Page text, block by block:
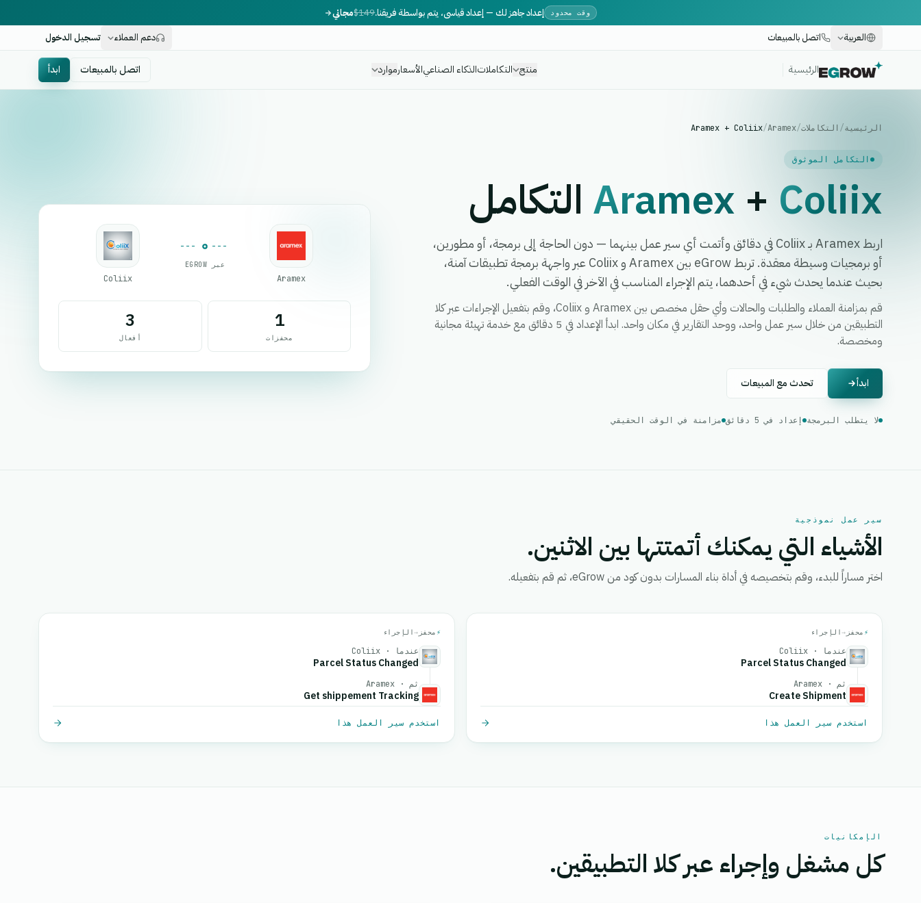
وقت محدود إعداد جاهز لك — إعداد قياسي، يتم بواسطة فريقنا.$149مجاني
العربية
اتصل بالمبيعات دعم العملاء تسجيل الدخول
الرئيسية منتج التكاملاتالذكاء الصناعيالأسعارموارد اتصل بالمبيعات ابدأ
الرئيسية/ التكاملات/
Aramex
/
Aramex + Coliix
التكامل الموثوق
Aramex + Coliix التكامل
اربط Aramex بـ Coliix في دقائق وأتمت أي سير عمل بينهما — دون الحاجة إلى برمجة، أو مطورين،
أو برمجيات وسيطة معقدة. تربط eGrow بين Aramex و Coliix عبر واجهة برمجة تطبيقات آمنة،
بحيث عندما يحدث شيء في أحدهما، يتم الإجراء المناسب في الآخر في الوقت الفعلي.
قم بمزامنة العملاء والطلبات والحالات وأي حقل مخصص بين Aramex و Coliix، وقم بتفعيل الإجراءات عبر كلا
التطبيقين من خلال سير عمل واحد، ووحد التقارير في مكان واحد. ابدأ الإعداد في 5 دقائق مع خدمة تهيئة مجانية
ومخصصة.
ابدأ تحدث مع المبيعات
لا يتطلب البرمجة إعداد في 5 دقائق مزامنة في الوقت الحقيقي
Aramex
عبر EGROW
Coliix
1
محفزات
3
أفعال
سير عمل نموذجية
الأشياء التي يمكنك أتمتتها بين الاثنين.
اختر مساراً للبدء، وقم بتخصيصه في أداة بناء المسارات بدون كود من eGrow، ثم قم بتفعيله.
⚡ محفز →الإجراء
عندما · Coliix
Parcel Status Changed
ثم · Aramex
Create Shipment
استخدم سير العمل هذا
⚡ محفز →الإجراء
عندما · Coliix
Parcel Status Changed
ثم · Aramex
Get shippement Tracking
استخدم سير العمل هذا
الإمكانيات
كل مشغل وإجراء عبر كلا التطبيقين.